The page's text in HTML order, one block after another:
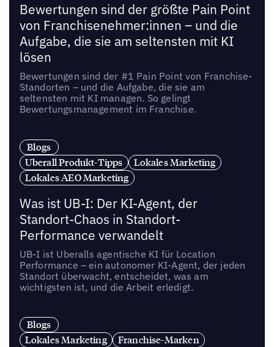
Bewertungen sind der größte Pain Point
von Franchisenehmer:innen – und die
Aufgabe, die sie am seltensten mit KI
lösen
Bewertungen sind der #1 Pain Point von Franchise-
Standorten – und die Aufgabe, die sie am
seltensten mit KI managen. So gelingt
Bewertungsmanagement im Franchise.
Blogs
Uberall Produkt-Tipps
Lokales Marketing
Lokales AEO Marketing
Was ist UB-I: Der KI-Agent, der
Standort-Chaos in Standort-
Performance verwandelt
UB-I ist Uberalls agentische KI für Location
Performance – ein autonomer KI-Agent, der jeden
Standort überwacht, entscheidet, was am
wichtigsten ist, und die Arbeit erledigt.
Blogs
Lokales Marketing
Franchise-Marken